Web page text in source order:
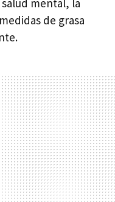
mental, la
de grasa